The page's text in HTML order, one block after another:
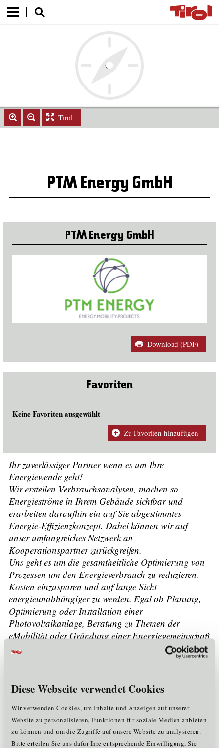
Diese Webseite verwendet Cookies
Wir verwenden Cookies, um Inhalte und Anzeigen auf unserer
Website zu personalisieren, Funktionen für soziale Medien anbieten
zu können und um die Zugriffe auf unsere Website zu analysieren.
Bitte erteilen Sie uns dafür Ihre entsprechende Einwilligung, Sie
Tirol
PTM Energy GmbH
PTM Energy GmbH
Download (PDF)
Favoriten
Keine Favoriten ausgewählt
Zu Favoriten hinzufügen
Ihr zuverlässiger Partner wenn es um Ihre
Energiewende geht!
Wir erstellen Verbrauchsanalysen, machen so
Energieströme in Ihrem Gebäude sichtbar und
erarbeiten daraufhin ein auf Sie abgestimmtes
Energie-Effizienzkonzept. Dabei können wir auf
unser umfangreiches Netzwerk an
Kooperationspartner zurückgreifen.
Uns geht es um die gesamtheitliche Optimierung von
Prozessen um den Energieverbrauch zu reduzieren,
Kosten einzusparen und auf lange Sicht
energieunabhängiger zu werden. Egal ob Planung,
Optimierung oder Installation einer
Photovoltaikanlage, Beratung zu Themen der
eMobilität oder Gründung einer Energiegemeinschaft
- wir sind Ihr richtiger Ansprechpartner!
Mitarbeiter:
<= 5
Firmenbuchnummer:
595630b
Gründungsjahr:
2023
Mitglied im Cluster:
EE